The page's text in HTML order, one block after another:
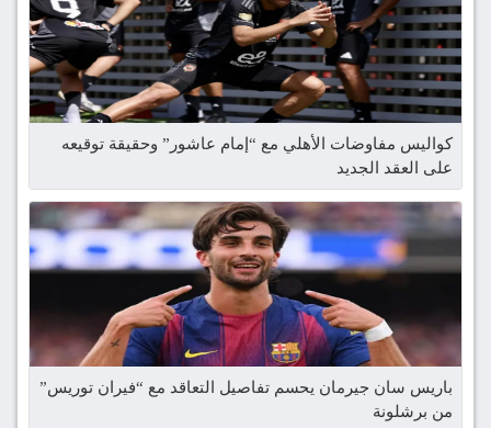
كواليس مفاوضات الأهلي مع “إمام عاشور” وحقيقة توقيعه
على العقد الجديد
باريس سان جيرمان يحسم تفاصيل التعاقد مع “فيران توريس”
من برشلونة